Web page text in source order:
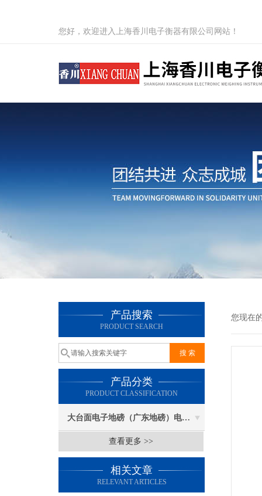
您好，欢迎进入上海香川电子衡器有限公司网站！
产品搜索
PRODUCT SEARCH
产品分类
PRODUCT CLASSIFICATION
大台面电子地磅（广东地磅）电子汽车衡
查看更多 >>
相关文章
RELEVANT ARTICLES
您现在